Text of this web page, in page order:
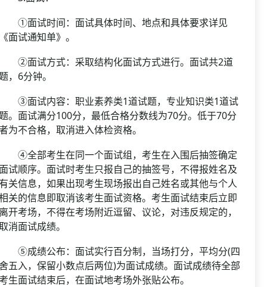
面试时间：面试具体时间、地点和具体要求详见
面试通知单》。
面试方式：采取结构化面试方式进行。面试共2道
，6分钟。
面试内容：职业素养类1道试题，专业知识类1道试
。面试满分100分，最低合格分数线为70分。低于70分
为不合格，取消进入体检资格。
全部考生在同一个面试组，考生在入围后抽签确定
试顺序。面试时考生只报自己的抽签号，不得报姓名及
关信息，如果出现考生现场报出自己姓名或其他与个人
关的信息即取消该考生面试资格。考生面试结束后立即
开考场，不得在考场附近逗留、议论，对违反规定的，
消面试成绩。
成绩公布：面试实行百分制，当场打分，平均分(四
五入，保留小数点后两位)为面试成绩。面试成绩待全部
生面试结束后，在面试地考场外张贴公布。